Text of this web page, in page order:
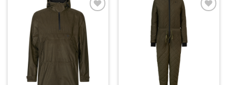
Toevoegen
aan
verlanglijst
Toevoegen
verlanglijst